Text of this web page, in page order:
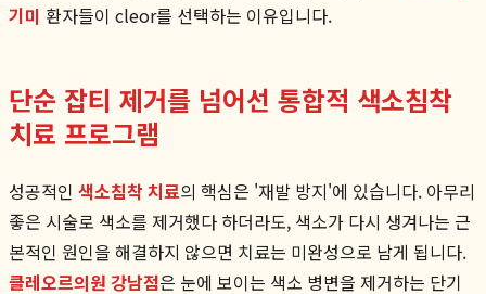
기미 환자들이 cleor를 선택하는 이유입니다.
단순 잡티 제거를 넘어선 통합적 색소침착
치료 프로그램
성공적인 색소침착 치료의 핵심은 '재발 방지'에 있습니다. 아무리
좋은 시술로 색소를 제거했다 하더라도, 색소가 다시 생겨나는 근
본적인 원인을 해결하지 않으면 치료는 미완성으로 남게 됩니다.
클레오르의원 강남점은 눈에 보이는 색소 병변을 제거하는 단기